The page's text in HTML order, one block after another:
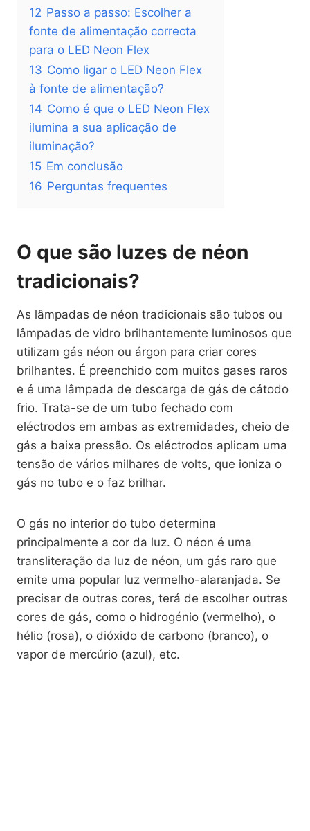
12 Passo a passo: Escolher a
fonte de alimentação correcta
para o LED Neon Flex
13 Como ligar o LED Neon Flex
à fonte de alimentação?
14 Como é que o LED Neon Flex
ilumina a sua aplicação de
iluminação?
15 Em conclusão
16 Perguntas frequentes
O que são luzes de néon
tradicionais?
As lâmpadas de néon tradicionais são tubos ou
lâmpadas de vidro brilhantemente luminosos que
utilizam gás néon ou árgon para criar cores
brilhantes. É preenchido com muitos gases raros
e é uma lâmpada de descarga de gás de cátodo
frio. Trata-se de um tubo fechado com
eléctrodos em ambas as extremidades, cheio de
gás a baixa pressão. Os eléctrodos aplicam uma
tensão de vários milhares de volts, que ioniza o
gás no tubo e o faz brilhar.
O gás no interior do tubo determina
principalmente a cor da luz. O néon é uma
transliteração da luz de néon, um gás raro que
emite uma popular luz vermelho-alaranjada. Se
precisar de outras cores, terá de escolher outras
cores de gás, como o hidrogénio (vermelho), o
hélio (rosa), o dióxido de carbono (branco), o
vapor de mercúrio (azul), etc.